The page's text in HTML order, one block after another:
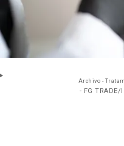
Archivo -
- FG TRADE/